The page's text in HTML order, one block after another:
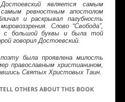
является самым
ревностным апостолом
и раскрывал пагубность
Слово “Свобода”,
с большой буквы и была той
говорил Достоевский.
была проявлена милость
православным христианином,
Святых Христовых Таин.
OTHERS ABOUT THIS BOOK